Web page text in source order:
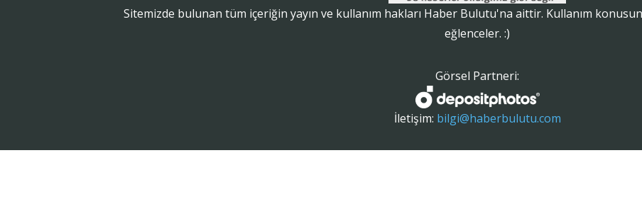
Sitemizde bulunan tüm içeriğin yayın ve kullanım hakları Haber Bulutu'na aittir. Kullanım
eğlenceler. :)
Görsel Partneri:
İletişim: bilgi@haberbulutu.com